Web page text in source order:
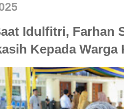
Idulfitri, Farhan
Kepada